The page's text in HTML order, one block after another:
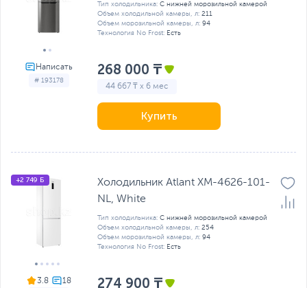
# 193178
Тип холодильника: С нижней морозильной камерой
Объем холодильной камеры, л: 211
Объем морозильной камеры, л: 94
Технология No Frost: Есть
268 000 ₸
44 667 ₸ x 6 мес
Купить
3.8
+2 749 Б
Холодильник Atlant ХМ-4626-101-
NL, White
Тип холодильника: С нижней морозильной камерой
Объем холодильной камеры, л: 254
Объем морозильной камеры, л: 94
Технология No Frost: Есть
274 900 ₸